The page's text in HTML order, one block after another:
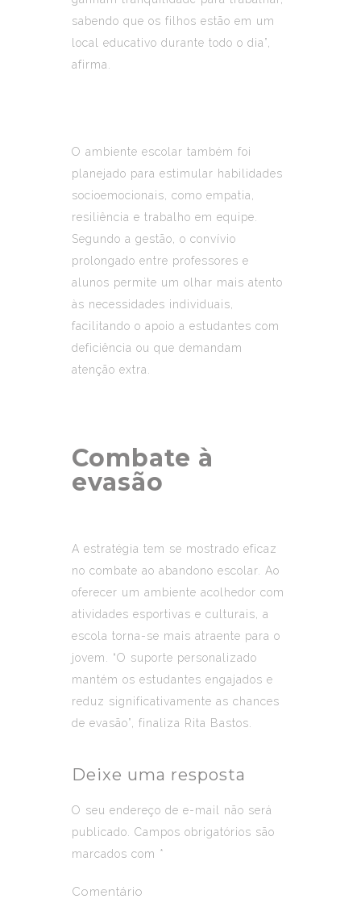
sabendo que os filhos estão em um
local educativo durante todo o dia”,
afirma.
O ambiente escolar também foi
planejado para estimular habilidades
socioemocionais, como empatia,
resiliência e trabalho em equipe.
Segundo a gestão, o convívio
prolongado entre professores e
alunos permite um olhar mais atento
às necessidades individuais,
facilitando o apoio a estudantes com
deficiência ou que demandam
atenção extra.
Combate à
evasão
A estratégia tem se mostrado eficaz
no combate ao abandono escolar. Ao
oferecer um ambiente acolhedor com
atividades esportivas e culturais, a
escola torna-se mais atraente para o
jovem. “O suporte personalizado
mantém os estudantes engajados e
reduz significativamente as chances
de evasão”, finaliza Rita Bastos.
Deixe uma resposta
O seu endereço de e-mail não será
publicado.
Campos obrigatórios são
marcados com *
Comentário